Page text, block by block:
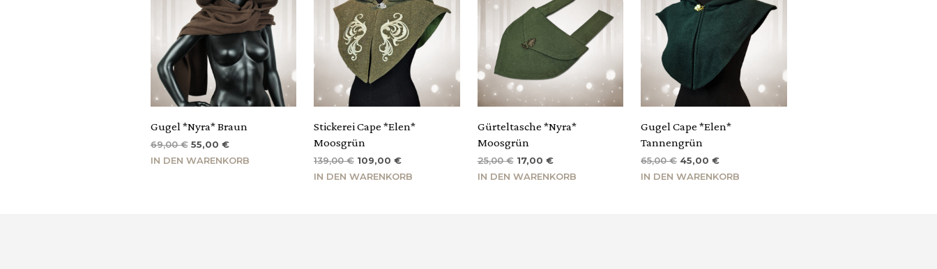
Gugel *Nyra* Braun
69,00€ Ursprünglicher
Preis
55,00 €Aktueller
Preis
IN DEN WARENKORB
Stickerei Cape *Elen*
Moosgrün
139,00€ Ursprünglicher
Preis
109,00 €Aktueller
Preis
IN DEN WARENKORB
Gürteltasche *Nyra*
Moosgrün
25,00€ Ursprünglicher
Preis
17,00 €Aktueller
Preis
IN DEN WARENKORB
Gugel Cape *Elen*
Tannengrün
65,00€ Ursprünglicher
Preis
45,00 €Aktueller
Preis
IN DEN WARENKORB